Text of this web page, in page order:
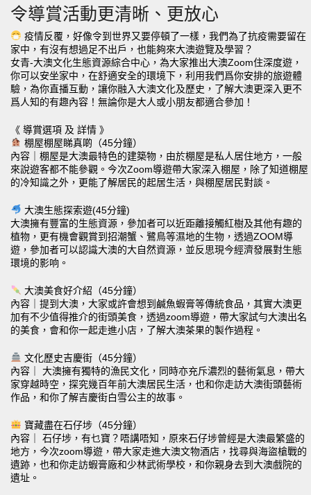
令導賞活動更清晰、更放心
疫情反覆，好像令到世界又要停頓了一樣，我們為了抗疫需要留在
家中，有沒有想過足不出戶，也能夠來大澳遊覽及學習？
女青-大澳文化生態資源綜合中心，為大家推出大澳Zoom住深度遊，
你可以安坐家中，在舒適安全的環境下，利用我們爲你安排的旅遊體
驗，為你直播互動，讓你融入大澳文化及歷史，了解大澳更深入更不
爲人知的有趣內容！無論你是大人或小朋友都適合參加！
《 導賞選項 及 詳情 》
棚屋棚屋睇真啲（45分鐘）
內容｜棚屋是大澳最特色的建築物，由於棚屋是私人居住地方，一般
來說遊客都不能參觀。今次Zoom導遊帶大家深入棚屋，除了知道棚屋
的冷知識之外，更能了解居民的起居生活，與棚屋居民對談。
大澳生態探索遊(45分鐘)
大澳擁有豐富的生態資源，參加者可以近距離接觸紅樹及其他有趣的
植物，更有機會觀賞到招潮蟹、鷺鳥等濕地的生物，透過ZOOM導
遊，參加者可以認識大澳的大自然資源，並反思現今經濟發展對生態
環境的影响。
大澳美食好介紹（45分鐘）
內容｜提到大澳，大家或許會想到鹹魚蝦膏等傳統食品，其實大澳更
加有不少值得推介的街頭美食，透過zoom導遊，帶大家試勻大澳出名
的美食，會和你一起走進小店，了解大澳茶果的製作過程。
文化歷史吉慶街（45分鐘）
內容｜ 大澳擁有獨特的漁民文化，同時亦充斥濃烈的藝術氣息，帶大
家穿越時空，探究幾百年前大澳居民生活，也和你走訪大澳街頭藝術
作品，和你了解吉慶街白雪公主的故事。
寶藏盡在石仔埗（45分鐘）
內容｜ 石仔埗，有乜寶？唔講唔知，原來石仔埗曾經是大澳最繁盛的
地方，今次zoom導遊，帶大家走進大澳文物酒店，找尋與海盜槍戰的
遺跡，也和你走訪蝦膏廠和少林武術學校，和你親身去到大澳戲院的
遺址。